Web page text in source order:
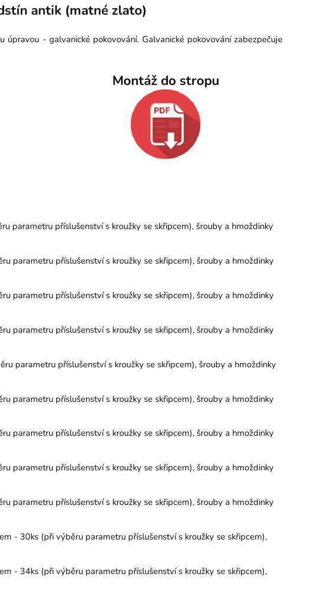
antik (matné zlato)
- galvanické pokovování. Galvanické pokovování zabezpečuje
Montáž do stropu
příslušenství s kroužky se skřipcem), šrouby a hmoždinky
parametru příslušenství s kroužky se skřipcem), šrouby a hmoždinky
parametru příslušenství s kroužky se skřipcem), šrouby a hmoždinky
parametru příslušenství s kroužky se skřipcem), šrouby a hmoždinky
parametru příslušenství s kroužky se skřipcem), šrouby a hmoždinky
parametru příslušenství s kroužky se skřipcem), šrouby a hmoždinky
parametru příslušenství s kroužky se skřipcem), šrouby a hmoždinky
parametru příslušenství s kroužky se skřipcem), šrouby a hmoždinky
parametru příslušenství s kroužky se skřipcem), šrouby a hmoždinky
- 30ks (při výběru parametru příslušenství s kroužky se skřipcem),
- 34ks (při výběru parametru příslušenství s kroužky se skřipcem),